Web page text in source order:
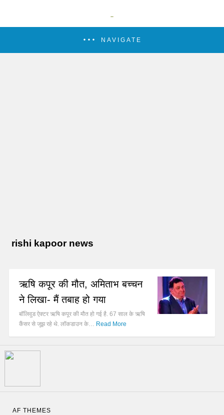
NAVIGATE
rishi kapoor news
ऋषि कपूर की मौत, अमिताभ बच्चन
ने लिखा- मैं तबाह हो गया
बॉलिवुड ऐक्टर ऋषि कपूर की मौत हो गई है. 67 साल के ऋषि
कैंसर से जूझ रहे थे. लॉकडाउन के… Read More
AF THEMES